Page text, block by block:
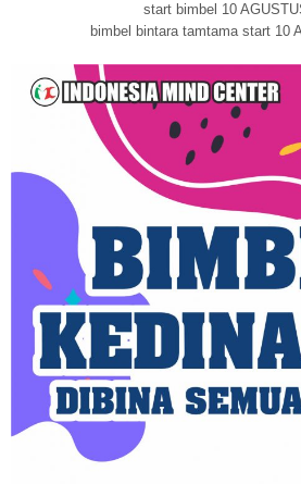
start bimbel 10
bimbel bintara tamtama start 10